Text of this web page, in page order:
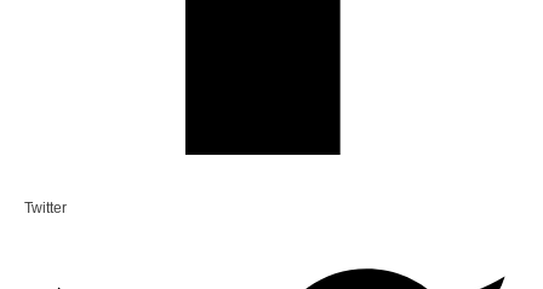
Twitter